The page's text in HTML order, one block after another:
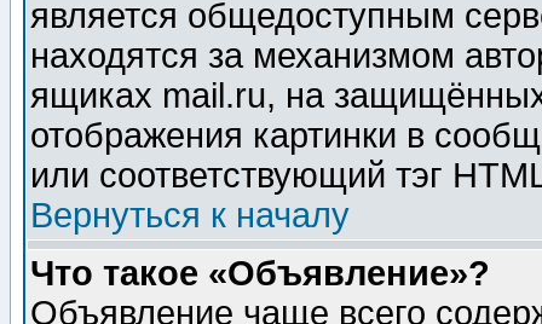
является общедоступным
находятся за механизмом
ящиках mail.ru, на
отображения картинки в
или соответствующий тэг
Вернуться к началу
Что такое «Объявление»?
Объявление чаще всего